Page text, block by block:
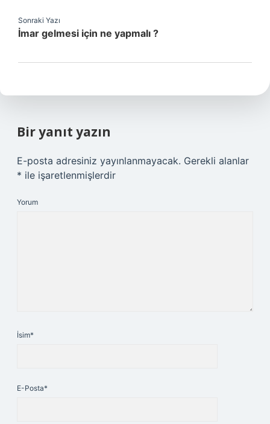
Sonraki Yazı
İmar gelmesi için ne yapmalı ?
Bir yanıt yazın
E-posta adresiniz yayınlanmayacak. Gerekli alanlar
* ile işaretlenmişlerdir
Yorum
İsim*
E-Posta*